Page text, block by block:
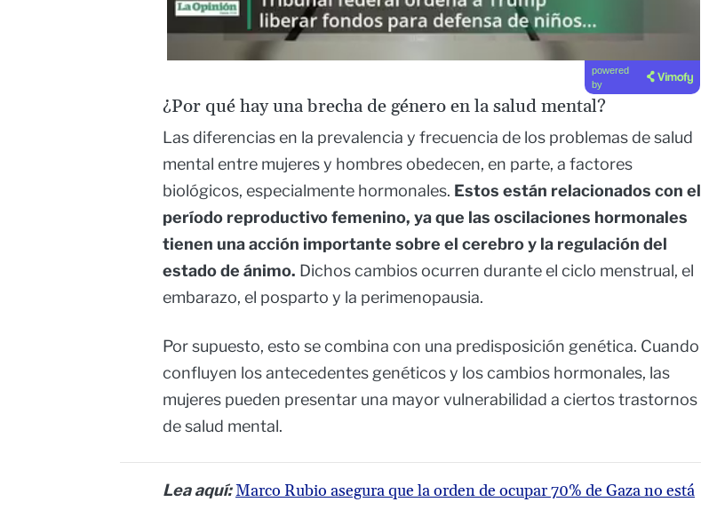
powered
by
¿Por qué hay una brecha de género en la salud mental?
Las diferencias en la prevalencia y frecuencia de los problemas de salud
mental entre mujeres y hombres obedecen, en parte, a factores
biológicos, especialmente hormonales. Estos están relacionados con el
período reproductivo femenino, ya que las oscilaciones hormonales
tienen una acción importante sobre el cerebro y la regulación del
estado de ánimo. Dichos cambios ocurren durante el ciclo menstrual, el
embarazo, el posparto y la perimenopausia.
Por supuesto, esto se combina con una predisposición genética. Cuando
confluyen los antecedentes genéticos y los cambios hormonales, las
mujeres pueden presentar una mayor vulnerabilidad a ciertos trastornos
de salud mental.
Lea aquí:Marco Rubio asegura que la orden de ocupar 70% de Gaza no está